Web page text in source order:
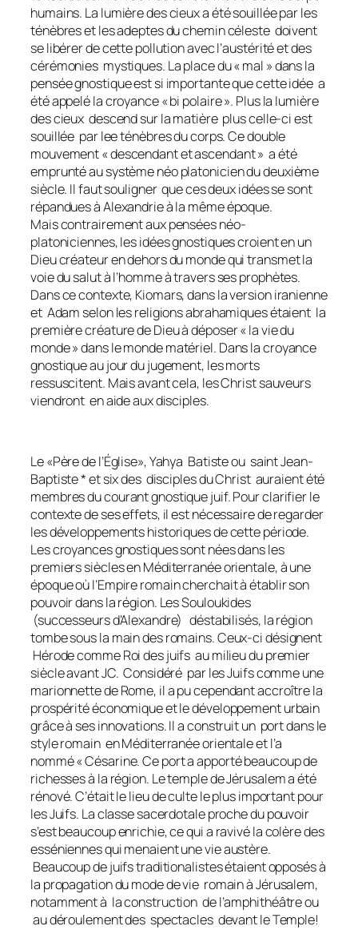
humains. La lumière des cieux a été souillée par les
ténèbres et les adeptes du chemin céleste doivent
se libérer de cette pollution avec l’austérité et des
cérémonies mystiques. La place du « mal » dans la
pensée gnostique est si importante que cette idée a
été appelé la croyance « bi polaire ». Plus la lumière
des cieux descend sur la matière plus celle-ci est
souillée par lee ténèbres du corps. Ce double
mouvement « descendant et ascendant » a été
emprunté au système néo platonicien du deuxième
siècle. Il faut souligner que ces deux idées se sont
répandues à Alexandrie à la même époque.
Mais contrairement aux pensées néo-
platoniciennes, les idées gnostiques croient en un
Dieu créateur en dehors du monde qui transmet la
voie du salut à l’homme à travers ses prophètes.
Dans ce contexte, Kiomars, dans la version iranienne
et Adam selon les religions abrahamiques étaient la
première créature de Dieu à déposer « la vie du
monde » dans le monde matériel. Dans la croyance
gnostique au jour du jugement, les morts
ressuscitent. Mais avant cela, les Christ sauveurs
viendront en aide aux disciples.
Le «Père de l’Église», Yahya Batiste ou saint Jean-
Baptiste * et six des disciples du Christ auraient été
membres du courant gnostique juif. Pour clarifier le
contexte de ses effets, il est nécessaire de regarder
les développements historiques de cette période.
Les croyances gnostiques sont nées dans les
premiers siècles en Méditerranée orientale, à une
époque où l’Empire romain cherchait à établir son
pouvoir dans la région. Les Souloukides
(successeurs d’Alexandre) déstabilisés, la région
tombe sous la main des romains. Ceux-ci désignent
Hérode comme Roi des juifs au milieu du premier
siècle avant JC. Considéré par les Juifs comme une
marionnette de Rome, il a pu cependant accroître la
prospérité économique et le développement urbain
grâce à ses innovations. Il a construit un port dans le
style romain en Méditerranée orientale et l’a
nommé « Césarine. Ce port a apporté beaucoup de
richesses à la région. Le temple de Jérusalem a été
rénové. C’était le lieu de culte le plus important pour
les Juifs. La classe sacerdotale proche du pouvoir
s’est beaucoup enrichie, ce qui a ravivé la colère des
esséniennes qui menaient une vie austère.
Beaucoup de juifs traditionalistes étaient opposés à
la propagation du mode de vie romain à Jérusalem,
notamment à la construction de l’amphithéâtre ou
au déroulement des spectacles devant le Temple!